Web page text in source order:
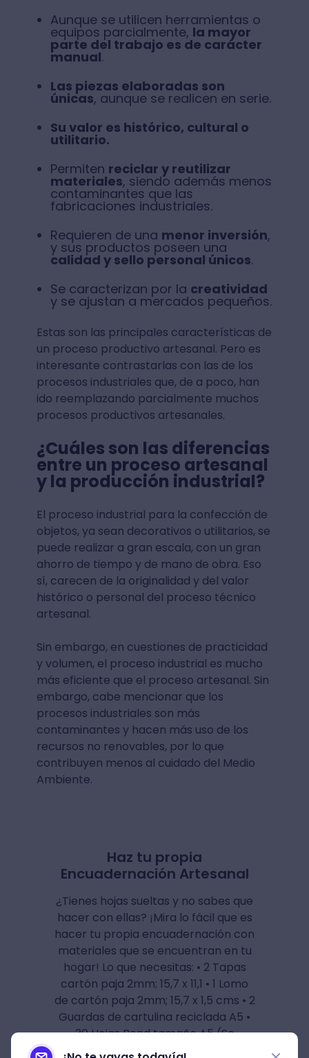
Aunque se utilicen herramientas o
equipos parcialmente, la mayor
parte del trabajo es de carácter
manual.
Las piezas elaboradas son
únicas, aunque se realicen en serie.
Su valor es histórico, cultural o
utilitario.
Permiten reciclar y reutilizar
materiales, siendo además menos
contaminantes que las
fabricaciones industriales.
Requieren de una menor inversión,
y sus productos poseen una
calidad y sello personal únicos.
Se caracterizan por la creatividad
y se ajustan a mercados pequeños.
Estas son las principales características de
un proceso productivo artesanal. Pero es
interesante contrastarlas con las de los
procesos industriales que, de a poco, han
ido reemplazando parcialmente muchos
procesos productivos artesanales.
¿Cuáles son las diferencias
entre un proceso artesanal
y la producción industrial?
El proceso industrial para la confección de
objetos, ya sean decorativos o utilitarios, se
puede realizar a gran escala, con un gran
ahorro de tiempo y de mano de obra. Eso
sí, carecen de la originalidad y del valor
histórico o personal del proceso técnico
artesanal.
Sin embargo, en cuestiones de practicidad
y volumen, el proceso industrial es mucho
más eficiente que el proceso artesanal. Sin
embargo, cabe mencionar que los
procesos industriales son más
contaminantes y hacen más uso de los
recursos no renovables, por lo que
contribuyen menos al cuidado del Medio
Ambiente.
Haz tu propia
Encuadernación Artesanal
¿Tienes hojas sueltas y no sabes que
hacer con ellas? ¡Mira lo fácil que es
hacer tu propia encuadernación con
materiales que se encuentran en tu
hogar! Lo que necesitas: • 2 Tapas
cartón paja 2mm; 15,7 x 11,1 • 1 Lomo
de cartón paja 2mm; 15,7 x 1,5 cms • 2
Guardas de cartulina reciclada A5 •
30 Hojas Bond tamaño A5 (Se
doblarán 6 cuadernillos de 5 hojas) • 1